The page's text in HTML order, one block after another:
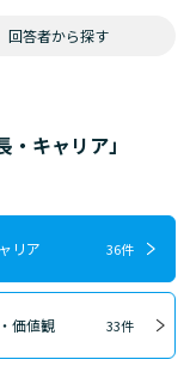
回答者から探す
キャリア」
リア 36件
価値観 33件